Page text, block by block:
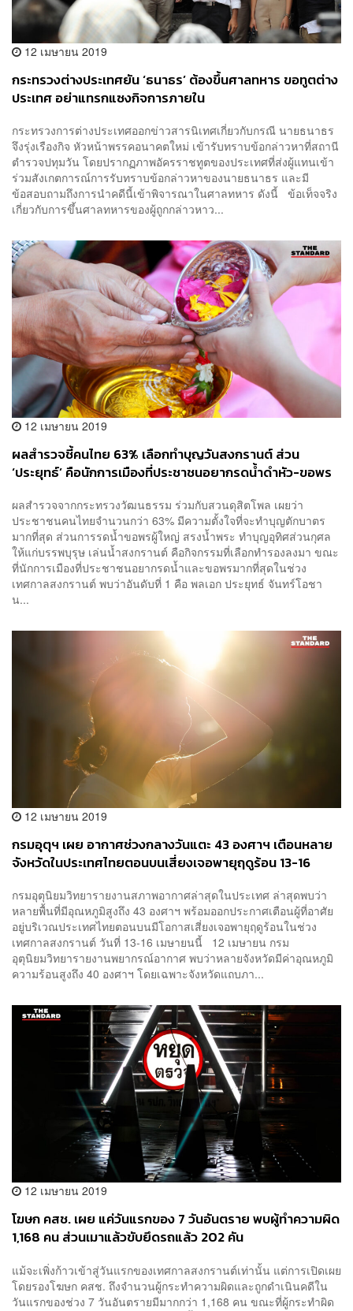
12 เมษายน 2019
กระทรวงต่างประเทศยัน ‘ธนาธร’ ต้องขึ้นศาลทหาร ขอทูตต่าง
ประเทศ อย่าแทรกแซงกิจการภายใน
กระทรวงการต่างประเทศออกข่าวสารนิเทศเกี่ยวกับกรณี นายธนาธร
จึงรุ่งเรืองกิจ หัวหน้าพรรคอนาคตใหม่ เข้ารับทราบข้อกล่าวหาที่สถานี
ตำรวจปทุมวัน โดยปรากฏภาพอัครราชทูตของประเทศที่ส่งผู้แทนเข้า
ร่วมสังเกตการณ์การรับทราบข้อกล่าวหาของนายธนาธร และมี
ข้อสอบถามถึงการนำคดีนี้เข้าพิจารณาในศาลทหาร ดังนี้ ข้อเท็จจริง
เกี่ยวกับการขึ้นศาลทหารของผู้ถูกกล่าวหาว...
12 เมษายน 2019
ผลสำรวจชี้คนไทย 63% เลือกทำบุญวันสงกรานต์ ส่วน
‘ประยุทธ์’ คือนักการเมืองที่ประชาชนอยากรดน้ำดำหัว-ขอพร
ผลสำรวจจากกระทรวงวัฒนธรรม ร่วมกับสวนดุสิตโพล เผยว่า
ประชาชนคนไทยจำนวนกว่า 63% มีความตั้งใจที่จะทำบุญตักบาตร
มากที่สุด ส่วนการรดน้ำขอพรผู้ใหญ่ สรงน้ำพระ ทำบุญอุทิศส่วนกุศล
ให้แก่บรรพบุรุษ เล่นน้ำสงกรานต์ คือกิจกรรมที่เลือกทำรองลงมา ขณะ
ที่นักการเมืองที่ประชาชนอยากรดน้ำและขอพรมากที่สุดในช่วง
เทศกาลสงกรานต์ พบว่าอันดับที่ 1 คือ พลเอก ประยุทธ์ จันทร์โอชา
น...
12 เมษายน 2019
กรมอุตุฯ เผย อากาศช่วงกลางวันแตะ 43 องศาฯ เตือนหลาย
จังหวัดในประเทศไทยตอนบนเสี่ยงเจอพายุฤดูร้อน 13-16
กรมอุตุนิยมวิทยารายงานสภาพอากาศล่าสุดในประเทศ ล่าสุดพบว่า
หลายพื้นที่มีอุณหภูมิสูงถึง 43 องศาฯ พร้อมออกประกาศเตือนผู้ที่อาศัย
อยู่บริเวณประเทศไทยตอนบนมีโอกาสเสี่ยงเจอพายุฤดูร้อนในช่วง
เทศกาลสงกรานต์ วันที่ 13-16 เมษายนนี้ 12 เมษายน กรม
อุตุนิยมวิทยารายงานพยากรณ์อากาศ พบว่าหลายจังหวัดมีค่าอุณหภูมิ
ความร้อนสูงถึง 40 องศาฯ โดยเฉพาะจังหวัดแถบภา...
12 เมษายน 2019
โฆษก คสช. เผย แค่วันแรกของ 7 วันอันตราย พบผู้ทำความผิด
1,168 คน ส่วนเมาแล้วขับยึดรถแล้ว 202 คัน
แม้จะเพิ่งก้าวเข้าสู่วันแรกของเทศกาลสงกรานต์เท่านั้น แต่การเปิดเผย
โดยรองโฆษก คสช. ถึงจำนวนผู้กระทำความผิดและถูกดำเนินคดีใน
วันแรกของช่วง 7 วันอันตรายมีมากกว่า 1,168 คน ขณะที่ผู้กระทำผิด